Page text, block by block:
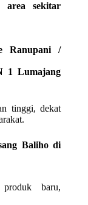
area sekitar
Ranupani /
1 Lumajang
tinggi, dekat
Baliho di
baru,